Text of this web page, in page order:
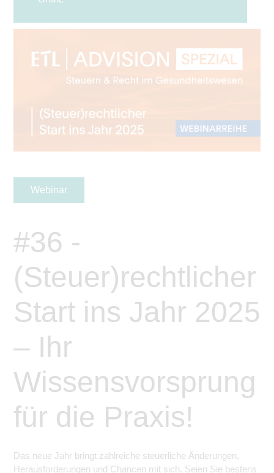
Webinar
#36 -
(Steuer)rechtlicher
Start ins Jahr 2025
– Ihr
Wissensvorsprung
für die Praxis!
Das neue Jahr bringt zahlreiche steuerliche Änderungen,
Herausforderungen und Chancen mit sich. Seien Sie bestens